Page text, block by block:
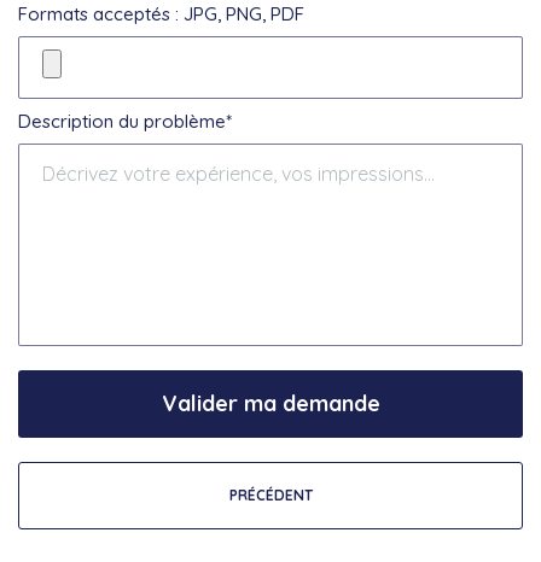
Formats acceptés : JPG, PNG, PDF
Description du problème*
PRÉCÉDENT
Valider ma demande